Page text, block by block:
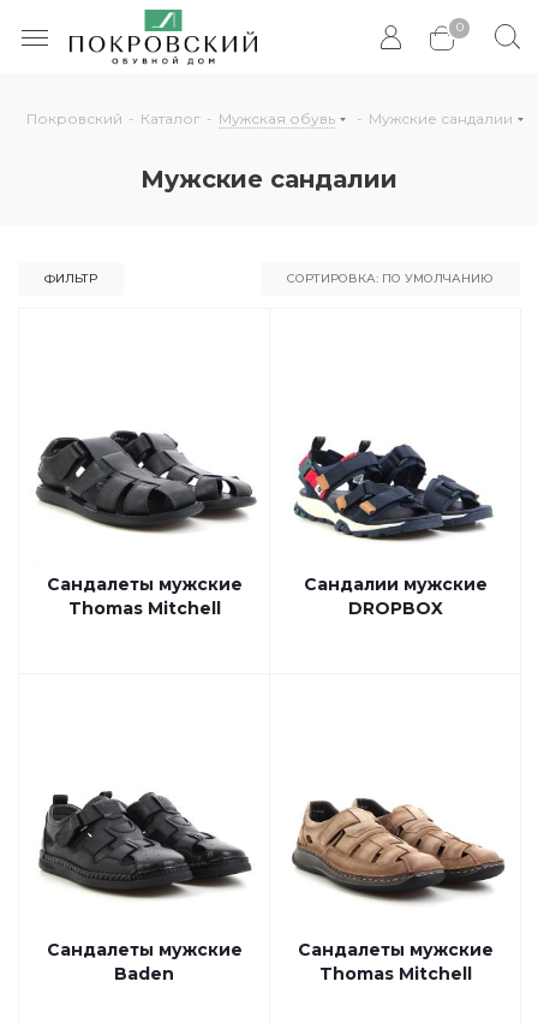
0
Покровский - Каталог - Мужская обувь - Мужские сандалии
Мужские сандалии
ФИЛЬТР СОРТИРОВКА: ПО УМОЛЧАНИЮ
Сандалеты мужские
Thomas Mitchell
Сандалии мужские
DROPBOX
Сандалеты мужские
Baden
Сандалеты мужские
Thomas Mitchell